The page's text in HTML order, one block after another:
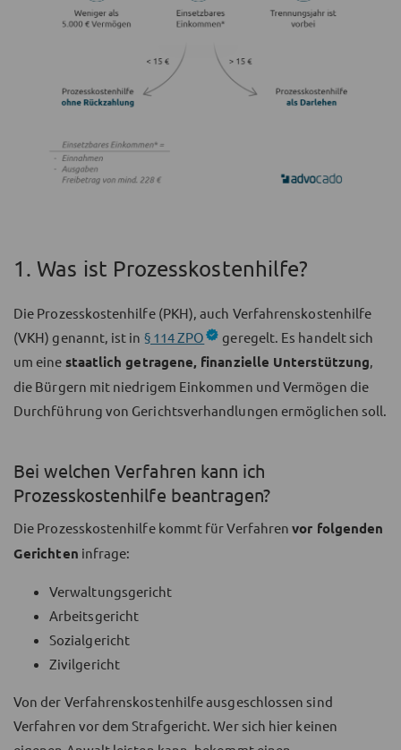
1. Was ist Prozesskostenhilfe?
Die Prozesskostenhilfe (PKH), auch Verfahrenskostenhilfe
(VKH) genannt, ist in § 114 ZPO
geregelt. Es handelt sich
um eine staatlich getragene, finanzielle Unterstützung,
die Bürgern mit niedrigem Einkommen und Vermögen die
Durchführung von Gerichtsverhandlungen ermöglichen soll.
Bei welchen Verfahren kann ich
Prozesskostenhilfe beantragen?
Die Prozesskostenhilfe kommt für Verfahrenvor folgenden
Gerichten infrage:
Verwaltungsgericht
Arbeitsgericht
Sozialgericht
Zivilgericht
Von der Verfahrenskostenhilfe ausgeschlossen sind
Verfahren vor dem Strafgericht. Wer sich hier keinen